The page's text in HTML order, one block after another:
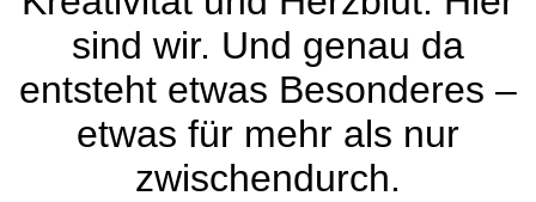
sind wir. Und genau da
entsteht etwas Besonderes –
etwas für mehr als nur
zwischendurch.